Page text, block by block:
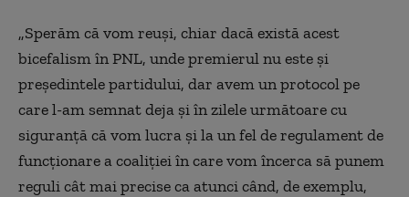
„Sperăm că vom reuși, chiar dacă există acest
bicefalism în PNL, unde premierul nu este și
președintele partidului, dar avem un protocol pe
care l-am semnat deja și în zilele următoare cu
siguranță că vom lucra și la un fel de regulament de
funcționare a coaliției în care vom încerca să punem
reguli cât mai precise ca atunci când, de exemplu,